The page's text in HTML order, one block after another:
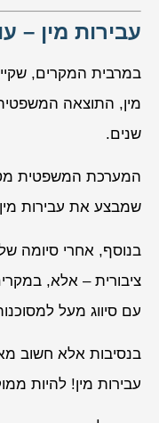
עבירות מין –
במרבית המקרים,
מין, התוצאה
שנים.
המערכת המשפטית
שמבצע את עבירות
בנוסף, אחרי סיומה
ציבורית – אלא,
עם סיווג מעל
בנסיבות אלא חשוב
עבירות מין! להיות